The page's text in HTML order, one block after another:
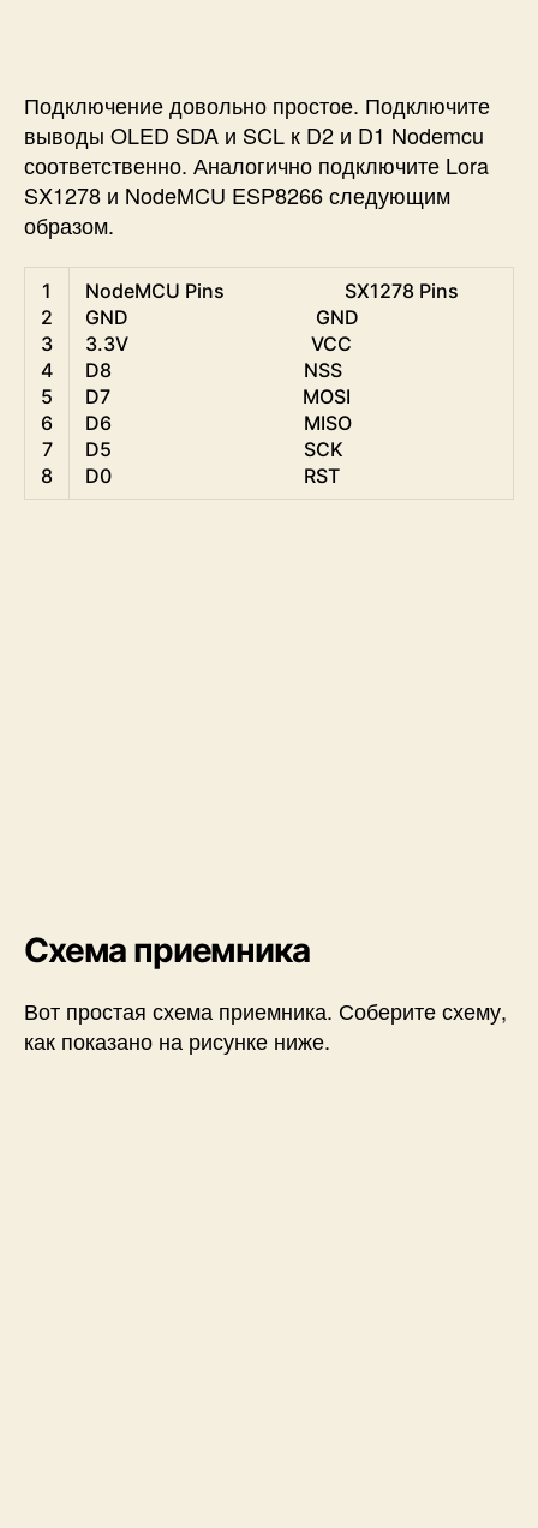
Подключение довольно простое. Подключите
выводы OLED SDA и SCL к D2 и D1 Nodemcu
соответственно. Аналогично подключите Lora
SX1278 и NodeMCU ESP8266 следующим
образом.
1
2
3
4
5
6
7
8
NodeMCU Pins SX1278 Pins
GND GND
3.3V
VCC
D8 NSS
D7 MOSI
D6 MISO
D5 SCK
D0 RST
Схема приемника
Вот простая схема приемника. Соберите схему,
как показано на рисунке ниже.